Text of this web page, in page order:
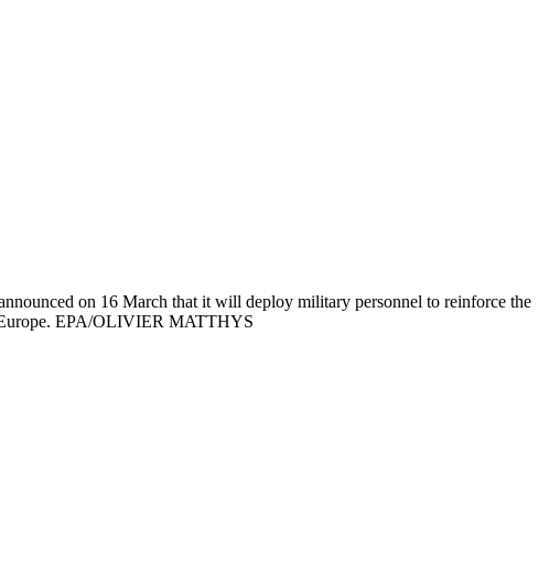
on 16 March that it will deploy military personnel to reinforce the
Europe. EPA/OLIVIER MATTHYS